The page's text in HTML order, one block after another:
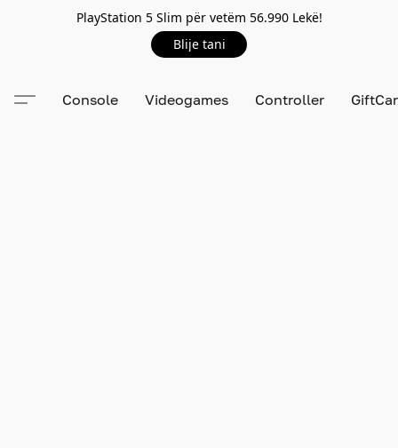
PlayStation 5 Slim për vetëm 56.990 Lekë!
Blije tani
Console Videogames Controller